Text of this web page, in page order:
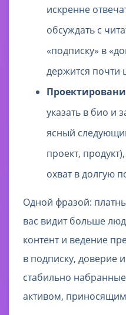
искренне
обсуждать с
«подписку» в
держится почти
указать в био и
ясный
проект,
охват в долгую
Одной фразой:
вас видит больше
контент и ведение
в подписку, доверие
стабильно
активом,